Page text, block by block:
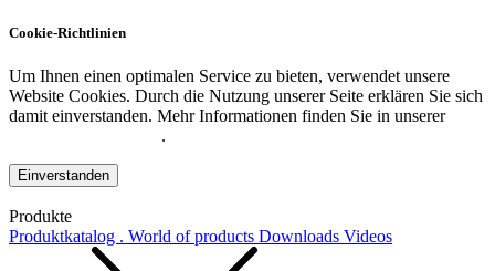
Cookie-Richtlinien
Um Ihnen einen optimalen Service zu bieten, verwendet unsere
Website Cookies. Durch die Nutzung unserer Seite erklären Sie sich
damit einverstanden. Mehr Informationen finden Sie in unserer
.
Einverstanden
Produkte
Produktkatalog . World of products Downloads Videos